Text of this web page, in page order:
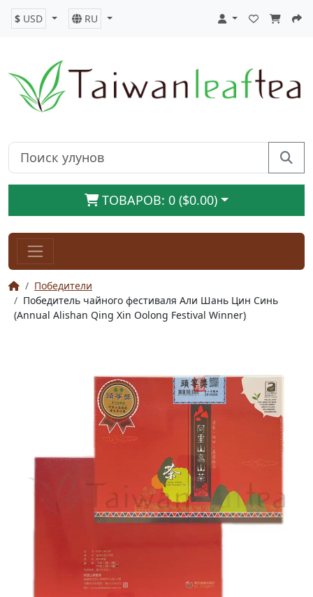
$ USD RU
ТОВАРОВ: 0 ($0.00)
Победители
Победитель чайного фестиваля Али Шань Цин Cинь
(Annual Alishan Qing Xin Oolong Festival Winner)